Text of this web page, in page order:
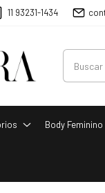
11 93231-1434
Body Feminino